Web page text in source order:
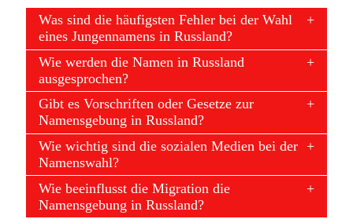
Was sind die häufigsten Fehler bei der Wahl
eines Jungennamens in Russland?
Wie werden die Namen in Russland
ausgesprochen?
Gibt es Vorschriften oder Gesetze zur
Namensgebung in Russland?
Wie wichtig sind die sozialen Medien bei der
Namenswahl?
Wie beeinflusst die Migration die
Namensgebung in Russland?